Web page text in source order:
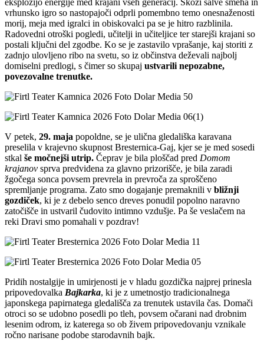
eksplozijo energije med krajani vseh generacij. Skozi salve smeha in
vrhunsko igro so nastopajoči odprli pomembno temo onesnaženosti
morij, meja med igralci in obiskovalci pa se je hitro razblinila.
Radovedni otroški pogledi, učitelji in učiteljice ter starejši krajani so
postali ključni del zgodbe. Ko se je zastavilo vprašanje, kaj storiti z
zadnjo ulovljeno ribo na svetu, so iz občinstva deževali najbolj
domiselni predlogi, s čimer so skupaj ustvarili nepozabne,
povezovalne trenutke.
V petek, 29. maja popoldne, se je ulična gledališka karavana
preselila v krajevno skupnost Bresternica-Gaj, kjer se je med sosedi
stkal še močnejši utrip. Čeprav je bila ploščad pred Domom
krajanov sprva predvidena za glavno prizorišče, je bila zaradi
žgočega sonca povsem prevrela in prevroča za sproščeno
spremljanje programa. Zato smo dogajanje premaknili v bližnji
gozdiček, ki je z debelo senco dreves ponudil popolno naravno
zatočišče in ustvaril čudovito intimno vzdušje. Pa še veslačem na
reki Dravi smo pomahali v pozdrav!
Pridih nostalgije in umirjenosti je v hladu gozdička najprej prinesla
pripovedovalka Bajkarka, ki je z umetnostjo tradicionalnega
japonskega papirnatega gledališča za trenutek ustavila čas. Domači
otroci so se udobno posedli po tleh, povsem očarani nad drobnim
lesenim odrom, iz katerega so ob živem pripovedovanju vznikale
ročno narisane podobe starodavnih bajk.